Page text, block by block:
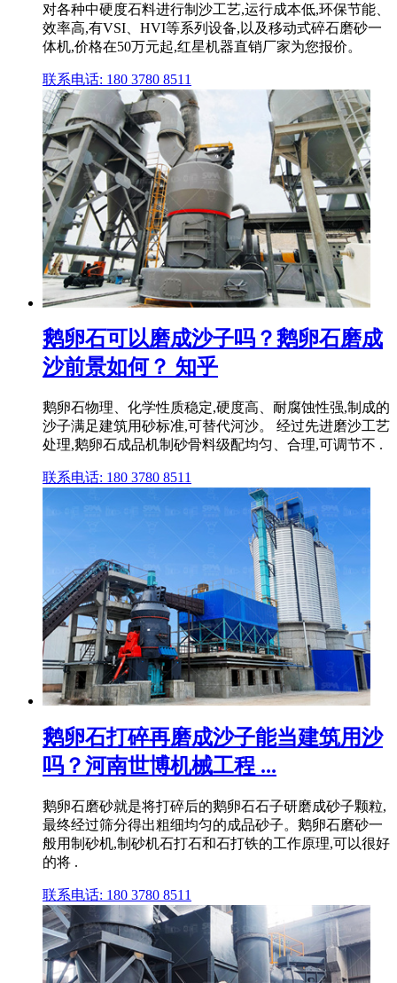
对各种中硬度石料进行制沙工艺,运行成本低,环保节能、
效率高,有VSI、HVI等系列设备,以及移动式碎石磨砂一
体机,价格在50万元起,红星机器直销厂家为您报价。
联系电话: 180 3780 8511
鹅卵石可以磨成沙子吗？鹅卵石磨成
沙前景如何？ 知乎
鹅卵石物理、化学性质稳定,硬度高、耐腐蚀性强,制成的
沙子满足建筑用砂标准,可替代河沙。 经过先进磨沙工艺
处理,鹅卵石成品机制砂骨料级配均匀、合理,可调节不 .
联系电话: 180 3780 8511
鹅卵石打碎再磨成沙子能当建筑用沙
吗？河南世博机械工程 ...
鹅卵石磨砂就是将打碎后的鹅卵石石子研磨成砂子颗粒,
最终经过筛分得出粗细均匀的成品砂子。鹅卵石磨砂一
般用制砂机,制砂机石打石和石打铁的工作原理,可以很好
的将 .
联系电话: 180 3780 8511